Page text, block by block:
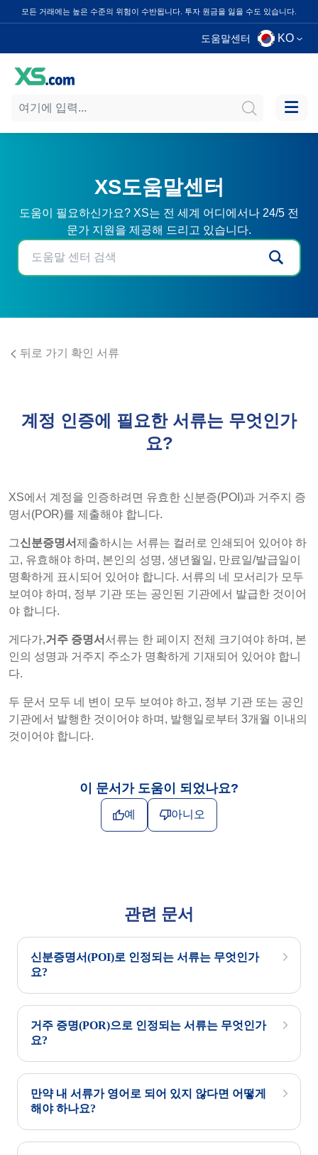
모든 거래에는 높은 수준의 위험이 수반됩니다. 투자 원금을 잃을 수도 있습니다.
도움말센터 KO
XS도움말센터
도움이 필요하신가요? XS는 전 세계 어디에서나 24/5 전
문가 지원을 제공해 드리고 있습니다.
뒤로 가기 확인 서류
계정 인증에 필요한 서류는 무엇인가
요?
XS에서 계정을 인증하려면 유효한 신분증(POI)과 거주지 증
명서(POR)를 제출해야 합니다.
그신분증명서제출하시는 서류는 컬러로 인쇄되어 있어야 하
고, 유효해야 하며, 본인의 성명, 생년월일, 만료일/발급일이
명확하게 표시되어 있어야 합니다. 서류의 네 모서리가 모두
보여야 하며, 정부 기관 또는 공인된 기관에서 발급한 것이어
야 합니다.
게다가,거주 증명서 서류는 한 페이지 전체 크기여야 하며, 본
인의 성명과 거주지 주소가 명확하게 기재되어 있어야 합니
다.
두 문서 모두 네 변이 모두 보여야 하고, 정부 기관 또는 공인
기관에서 발행한 것이어야 하며, 발행일로부터 3개월 이내의
것이어야 합니다.
이 문서가 도움이 되었나요?
예 아니오
관련 문서
신분증명서(POI)로 인정되는 서류는 무엇인가
요?
거주 증명(POR)으로 인정되는 서류는 무엇인가
요?
만약 내 서류가 영어로 되어 있지 않다면 어떻게
해야 하나요?